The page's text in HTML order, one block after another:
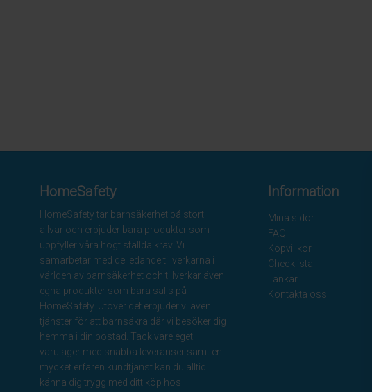
HomeSafety
HomeSafety tar barnsäkerhet på stort
allvar och erbjuder bara produkter som
uppfyller våra högt ställda krav. Vi
samarbetar med de ledande tillverkarna i
världen av barnsäkerhet och tillverkar även
egna produkter som bara säljs på
HomeSafety. Utöver det erbjuder vi även
tjänster för att barnsäkra där vi besöker dig
hemma i din bostad. Tack vare eget
varulager med snabba leveranser samt en
mycket erfaren kundtjänst kan du alltid
känna dig trygg med ditt köp hos
Information
Mina sidor
FAQ
Köpvillkor
Checklista
Länkar
Kontakta oss